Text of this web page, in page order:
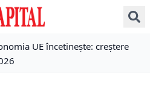
UE încetinește: creștere